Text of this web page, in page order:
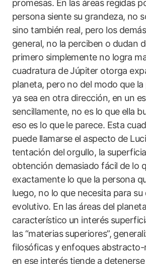
promesas. En las áreas regidas
persona siente su grandeza, no
sino también real, pero los
general, no la perciben o dudan
primero simplemente no logra
cuadratura de Júpiter otorga
planeta, pero no del modo que la
ya sea en otra dirección, en un
sencillamente, no es lo que ella
eso es lo que le parece. Esta
puede llamarse el aspecto de
tentación del orgullo, la
obtención demasiado fácil de lo
exactamente lo que la persona
luego, no lo que necesita para su
evolutivo. En las áreas del
característico un interés
las “materias superiores”,
filosóficas y enfoques abstracto-
en ese interés tiende a